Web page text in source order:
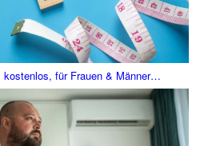
kostenlos, für Frauen & Männer…